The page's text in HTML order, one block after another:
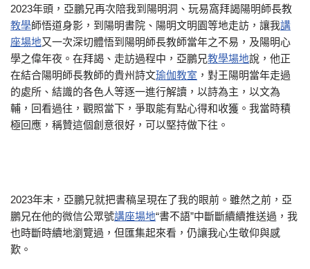
2023年頭，亞鵬兄再次陪我到陽明洞、玩易窩拜謁陽明師長教
教學師悟道身影，到陽明書院、陽明文明園等地走訪，讓我講
座場地又一次深切體悟到陽明師長教師當年之不易，及陽明心
學之偉年夜。在拜謁、走訪過程中，亞鵬兄教學場地說，他正
在結合陽明師長教師的貴州詩文瑜伽教室 ，對王陽明當年走過
的處所、結識的各色人等逐一進行解讀，以詩為主，以文為
輔，回看過往，觀照當下，爭取能有點心得和收獲。我當時積
極回應，稱贊這個創意很好，可以堅持做下往。
2023年末，亞鵬兄就把書稿呈現在了我的眼前。雖然之前，亞
鵬兄在他的微信公眾號講座場地“書不語”中斷斷續續推送過，我
也時斷時續地瀏覽過，但匯集起來看，仍讓我心生敬仰與感
歎。